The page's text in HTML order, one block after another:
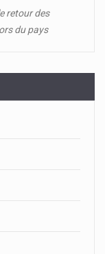
retour des
du pays